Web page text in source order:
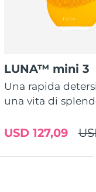
LUNA™ mini 3
Una rapida
una vita di
USD 127,09